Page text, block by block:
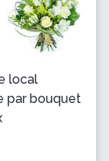
local
par bouquet